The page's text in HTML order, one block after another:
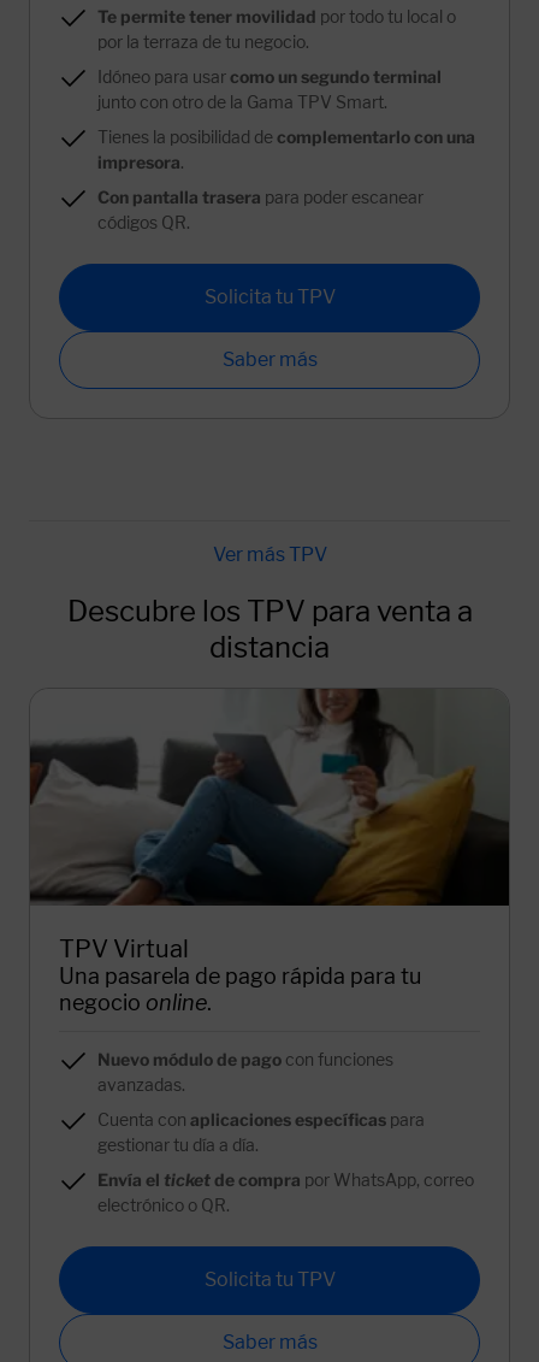
Te permite tener movilidad por todo tu local o
por la terraza de tu negocio.
Idóneo para usarcomo un segundo terminal
junto con otro de la Gama TPV Smart.
Tienes la posibilidad decomplementarlo con una
impresora.
Con pantalla trasera para poder escanear
códigos QR.
Solicita tu TPV
Saber más
Descubre los TPV para venta a
distancia
TPV Virtual
Una pasarela de pago rápida para tu
negocio online.
Nuevo módulo de pago con funciones
avanzadas.
Cuenta con aplicaciones específicas para
gestionar tu día a día.
Envía el ticketde compra por WhatsApp, correo
electrónico o QR.
Solicita tu TPV
Saber más